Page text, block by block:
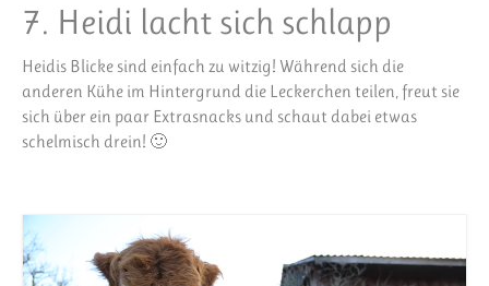
7. Heidi lacht sich schlapp
Heidis Blicke sind einfach zu witzig! Während sich die
anderen Kühe im Hintergrund die Leckerchen teilen, freut sie
sich über ein paar Extrasnacks und schaut dabei etwas
schelmisch drein! 🙂